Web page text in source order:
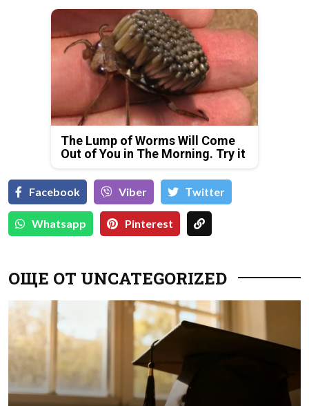
The Lump of Worms Will Come
Out of You in The Morning. Try it
Facebook Viber Тwitter
Whatsapp Pinterest
ОЩЕ ОТ UNCATEGORIZED